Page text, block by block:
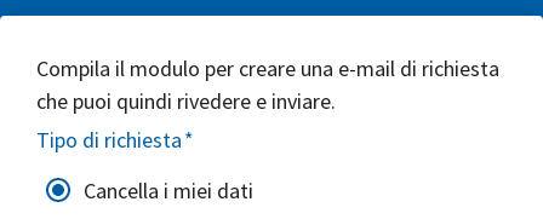
Compila il modulo per creare una e-mail di richiesta
che puoi quindi rivedere e inviare.
Tipo di richiesta*
Cancella i miei dati